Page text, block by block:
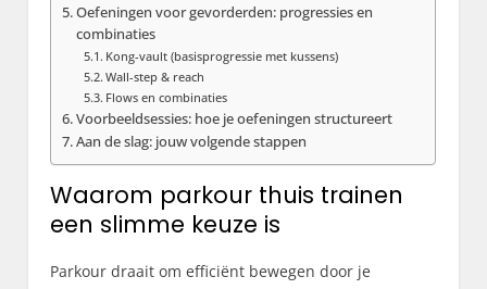
Oefeningen voor gevorderden: progressies en
combinaties
Kong-vault (basisprogressie met kussens)
Wall-step & reach
Flows en combinaties
Voorbeeldsessies: hoe je oefeningen structureert
Aan de slag: jouw volgende stappen
Waarom parkour thuis trainen
een slimme keuze is
Parkour draait om efficiënt bewegen door je